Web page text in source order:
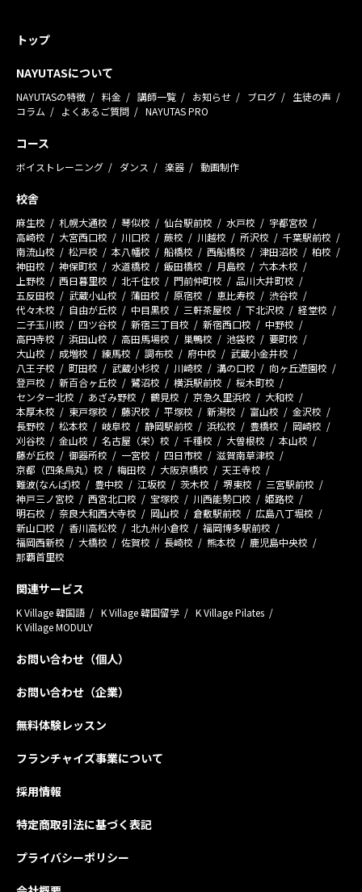
トップ
NAYUTASについて
NAYUTASの特徴 料金 講師一覧 お知らせ ブログ
生徒の声
コラム
よくあるご質問 NAYUTAS PRO
コース
ボイストレーニング ダンス 楽器 動画制作
校舎
麻生校 札幌大通校 琴似校 仙台駅前校 水戸校
宇都宮校
高崎校
大宮西口校 川口校 蕨校 川越校 所沢校
千葉駅前校
南流山校
松戸校 本八幡校 船橋校 西船橋校 津田沼校
柏校
神田校
神保町校 水道橋校 飯田橋校 月島校
六本木校
上野校
西日暮里校 北千住校 門前仲町校
品川大井町校
五反田校
武蔵小山校 蒲田校 原宿校 恵比寿校
渋谷校
代々木校
自由が丘校 中目黒校 三軒茶屋校 下北沢校
経堂校
二子玉川校
四ツ谷校 新宿三丁目校 新宿西口校
中野校
高円寺校
浜田山校 高田馬場校 巣鴨校 池袋校
要町校
大山校
成増校 練馬校 調布校 府中校
武蔵小金井校
八王子校
町田校 武蔵小杉校 川崎校 溝の口校
向ヶ丘遊園校
登戸校
新百合ヶ丘校 鷺沼校 横浜駅前校
桜木町校
センター北校
あざみ野校 鶴見校 京急久里浜校
大和校
本厚木校
東戸塚校 藤沢校 平塚校 新潟校 富山校
金沢校
長野校
松本校 岐阜校 静岡駅前校 浜松校 豊橋校
岡崎校
刈谷校
金山校 名古屋（栄）校 千種校 大曽根校
本山校
藤が丘校
御器所校 一宮校 四日市校
滋賀南草津校
京都（四条烏丸）校
梅田校 大阪京橋校
天王寺校
難波(なんば)校
豊中校 江坂校 茨木校 堺東校
三宮駅前校
神戸三ノ宮校
西宮北口校 宝塚校 川西能勢口校
姫路校
明石校
奈良大和西大寺校 岡山校 倉敷駅前校
広島八丁堀校
新山口校
香川高松校 北九州小倉校
福岡博多駅前校
福岡西新校
大橋校 佐賀校 長崎校 熊本校
鹿児島中央校
那覇首里校
関連サービス
K Village 韓国語 K Village 韓国留学
K Village Pilates
K Village MODULY
お問い合わせ（個人）
お問い合わせ（企業）
無料体験レッスン
フランチャイズ事業について
採用情報
特定商取引法に基づく表記
プライバシーポリシー